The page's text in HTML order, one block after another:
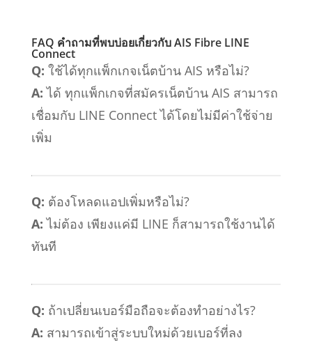
FAQ คำถามที่พบบ่อยเกี่ยวกับ AIS Fibre LINE
Connect
Q: ใช้ได้ทุกแพ็กเกจเน็ตบ้าน AIS หรือไม่?
A: ได้ ทุกแพ็กเกจที่สมัครเน็ตบ้าน AIS สามารถ
เชื่อมกับ LINE Connect ได้โดยไม่มีค่าใช้จ่าย
เพิ่ม
Q: ต้องโหลดแอปเพิ่มหรือไม่?
A: ไม่ต้อง เพียงแค่มี LINE ก็สามารถใช้งานได้
ทันที
Q: ถ้าเปลี่ยนเบอร์มือถือจะต้องทำอย่างไร?
A: สามารถเข้าสู่ระบบใหม่ด้วยเบอร์ที่ลง